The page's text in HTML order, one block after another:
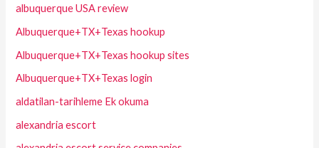
albuquerque USA review
Albuquerque+TX+Texas hookup
Albuquerque+TX+Texas hookup sites
Albuquerque+TX+Texas login
aldatilan-tarihleme Ek okuma
alexandria escort